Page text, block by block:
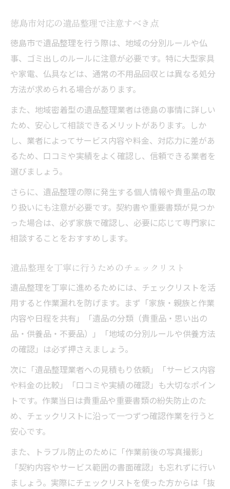
徳島市対応の遺品整理で注意すべき点
徳島市で遺品整理を行う際は、地域の分別ルールや仏
事、ゴミ出しのルールに注意が必要です。特に大型家具
や家電、仏具などは、通常の不用品回収とは異なる処分
方法が求められる場合があります。
また、地域密着型の遺品整理業者は徳島の事情に詳しい
ため、安心して相談できるメリットがあります。しか
し、業者によってサービス内容や料金、対応力に差があ
るため、口コミや実績をよく確認し、信頼できる業者を
選びましょう。
さらに、遺品整理の際に発生する個人情報や貴重品の取
り扱いにも注意が必要です。契約書や重要書類が見つか
った場合は、必ず家族で確認し、必要に応じて専門家に
相談することをおすすめします。
遺品整理を丁寧に行うためのチェックリスト
遺品整理を丁寧に進めるためには、チェックリストを活
用すると作業漏れを防げます。まず「家族・親族と作業
内容や日程を共有」「遺品の分類（貴重品・思い出の
品・供養品・不要品）」「地域の分別ルールや供養方法
の確認」は必ず押さえましょう。
次に「遺品整理業者への見積もり依頼」「サービス内容
や料金の比較」「口コミや実績の確認」も大切なポイン
トです。作業当日は貴重品や重要書類の紛失防止のた
め、チェックリストに沿って一つずつ確認作業を行うと
安心です。
また、トラブル防止のために「作業前後の写真撮影」
「契約内容やサービス範囲の書面確認」も忘れずに行い
ましょう。実際にチェックリストを使った方からは「抜